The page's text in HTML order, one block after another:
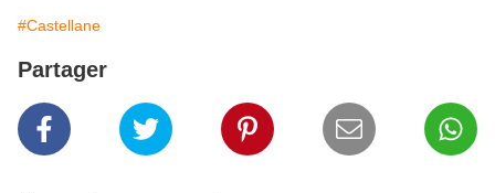
#Castellane
Partager